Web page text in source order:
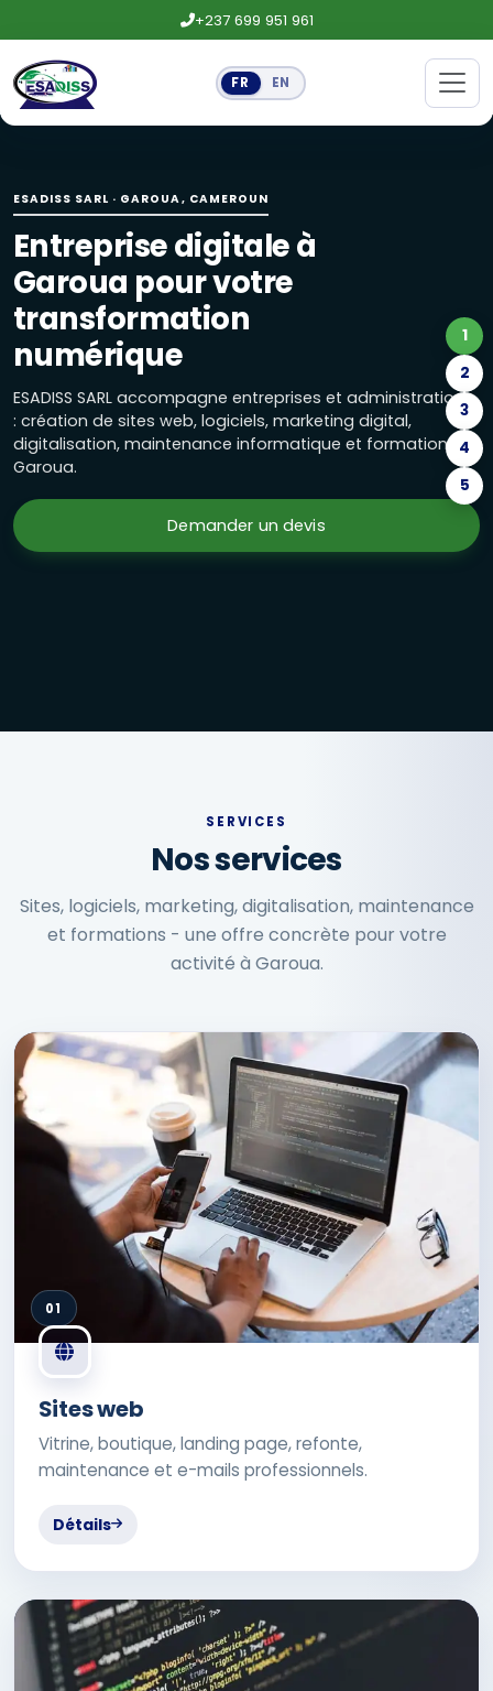
+237 699 951 961
FR EN
Entreprise digitale à Garoua
Création de sites web et logiciels
Site vitrine, boutique en ligne, landing page,
Maintenance informatique,
Maintenance préventive, installation de réseaux,
Marketing digital : réseaux
Gestion des réseaux sociaux, publicités Facebook,
Formations Excel, marketing
Formations en présentiel à Garoua : Excel avancé,
ESADISS SARL · GAROUA, CAMEROUN
Entreprise digitale à
Garoua pour votre
transformation
numérique
ESADISS SARL accompagne entreprises et administrations
: création de sites web, logiciels, marketing digital,
digitalisation, maintenance informatique et formations à
Garoua.
Demander un devis
1
2
3
4
5
SERVICES
Nos services
Sites, logiciels, marketing, digitalisation, maintenance
et formations - une offre concrète pour votre
activité à Garoua.
01
Sites web
Vitrine, boutique, landing page, refonte,
maintenance et e-mails professionnels.
Détails